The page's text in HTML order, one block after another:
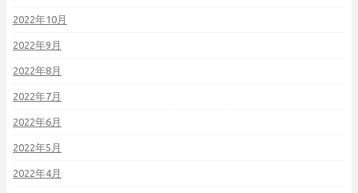
2022年10月
2022年9月
2022年8月
2022年7月
2022年6月
2022年5月
2022年4月